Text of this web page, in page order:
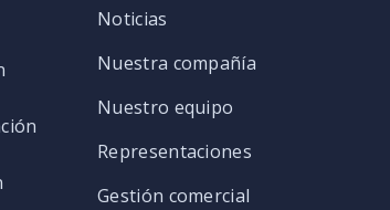
Noticias
Nuestra compañía
Nuestro equipo
Representaciones
Gestión comercial